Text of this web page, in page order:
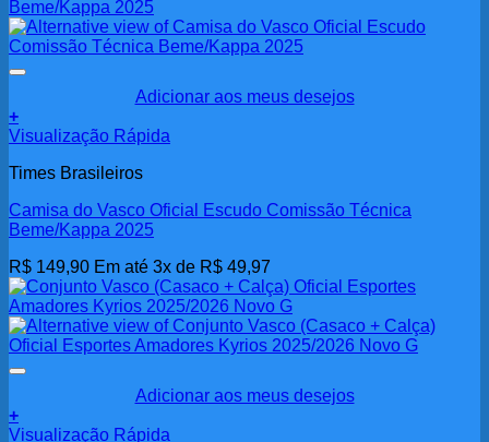
Adicionar aos meus desejos
+
Visualização Rápida
Times Brasileiros
Camisa do Vasco Oficial Escudo Comissão Técnica
Beme/Kappa 2025
R$ 149,90 Em até 3x de R$ 49,97
Adicionar aos meus desejos
+
Visualização Rápida